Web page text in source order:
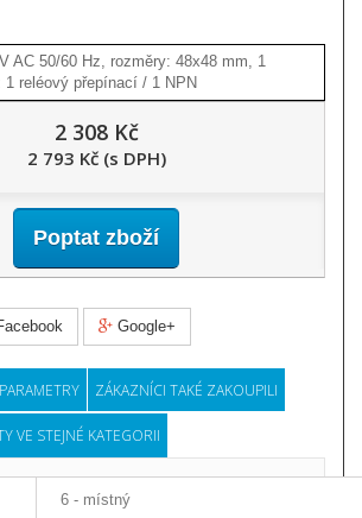
AC 50/60 Hz, rozměry: 48x48 mm, 1
1 reléový přepínací / 1 NPN
2 308 Kč
2 793 Kč (s DPH)
Poptat zboží
Google+
PARAMETRY ZÁKAZNÍCI TAKÉ ZAKOUPILI
VE STEJNÉ KATEGORII
6 - místný